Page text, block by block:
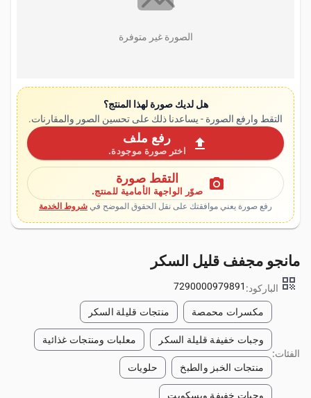
الصورة غير متوفرة
هل لديك صورة لهذا المنتج؟
التقط وارفع الصورة - يساعدنا ذلك على تحسين الصور والمقارنات.
upload رفع ملف
اختر صورة موجودة.
photo_camera التقط صورة
صوّر الواجهة الأمامية للمنتج.
رفع صورة يعني موافقتك على نقل الحقوق الموضح في شروط الخدمة
مانجو مجفف قليل السكر
qr_code الباركود: 7290000979891
الفئات:
مكسرات محمصة منتجات قليلة السكر
وجبات خفيفة قليلة السكر معلبات ومنتجات غذائية
منتجات الخبز والطبخ حلويات
وجبات خفيفة وبسكويت